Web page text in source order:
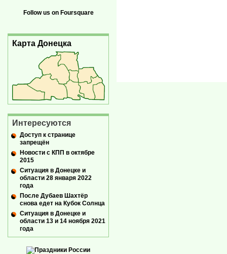
Follow us on Foursquare
Карта Донецка
Интересуются
Доступ к странице
запрещён
Новости с КПП в октябре
2015
Ситуация в Донецке и
области 28 января 2022
года
После Дубаев Шахтёр
снова едет на Кубок Солнца
Ситуация в Донецке и
области 13 и 14 ноября 2021
года